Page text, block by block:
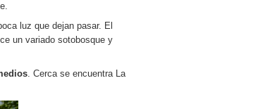
luz que dejan pasar. El
un variado sotobosque y
. Cerca se encuentra La